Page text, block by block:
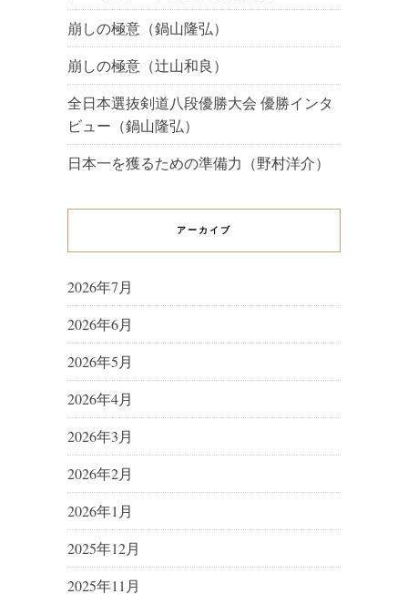
崩しの極意（鍋山隆弘）
崩しの極意（辻山和良）
全日本選抜剣道八段優勝大会 優勝インタ
ビュー（鍋山隆弘）
日本一を獲るための準備力（野村洋介）
アーカイブ
2026年7月
2026年6月
2026年5月
2026年4月
2026年3月
2026年2月
2026年1月
2025年12月
2025年11月